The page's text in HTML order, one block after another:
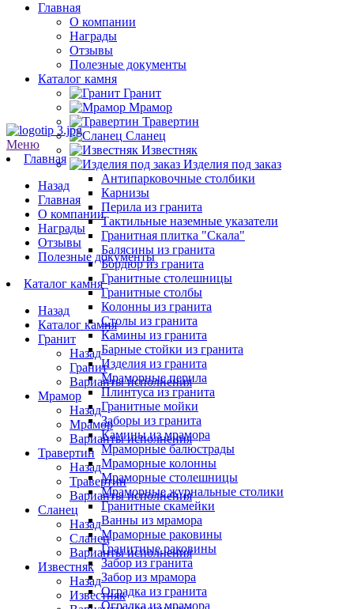
Главная
О компании
Награды
Отзывы
Полезные документы
Каталог камня
Гранит
Мрамор
Травертин
Сланец
Известняк
Изделия под заказ
Антипарковочные столбики
Карнизы
Перила из гранита
Тактильные наземные указатели
Гранитная плитка "Скала"
Балясины из гранита
Бордюр из гранита
Гранитные столешницы
Гранитные столбы
Колонны из гранита
Столы из гранита
Камины из гранита
Барные стойки из гранита
Изделия из гранита
Мраморные перила
Плинтуса из гранита
Гранитные мойки
Заборы из гранита
Камины из мрамора
Мраморные балюстрады
Мраморные колонны
Мраморные столешницы
Мраморные журнальные столики
Гранитные скамейки
Ванны из мрамора
Мраморные раковины
Гранитные раковины
Забор из гранита
Забор из мрамора
Оградка из гранита
Оградка из мрамора
Меню
Главная
Назад
Главная
О компании
Награды
Отзывы
Полезные документы
Каталог камня
Назад
Каталог камня
Гранит
Назад
Гранит
Варианты исполнения
Мрамор
Назад
Мрамор
Варианты исполнения
Травертин
Назад
Травертин
Варианты исполнения
Сланец
Назад
Сланец
Варианты исполнения
Известняк
Назад
Известняк